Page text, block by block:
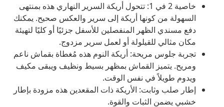
خاصية 2 في 1: تتحول أريكة السرير النهاري هذه بمنتهى
السهولة من كونها أريكة إلى سرير والعكس صحيح. يمكنك
دفع مسندي الظهر المنفصلين للأسفل جزئيًا أو كليًا لتهيئة
مكان مثالي للقيلولة أو لعمل سرير مزدوج.
تجربة جلوس مريحة: أريكة النوم هذه مُغطاة بقماش ناعم
ومريح. يتميز القماش بمظهر بسيط ونظيف ويبقى مكيف
ويدوم طويلاً في نفس الوقت.
إطار صلب وثابت: الأريكة ذات المقعدين هذه مزودة بإطار
خشبي يضمن الثبات والقوة.